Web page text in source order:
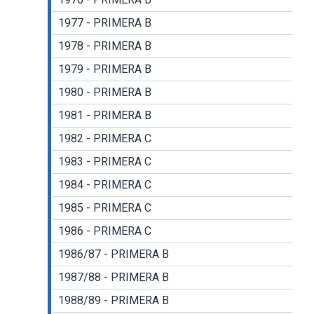
1977 - PRIMERA B
1978 - PRIMERA B
1979 - PRIMERA B
1980 - PRIMERA B
1981 - PRIMERA B
1982 - PRIMERA C
1983 - PRIMERA C
1984 - PRIMERA C
1985 - PRIMERA C
1986 - PRIMERA C
1986/87 - PRIMERA B
1987/88 - PRIMERA B
1988/89 - PRIMERA B